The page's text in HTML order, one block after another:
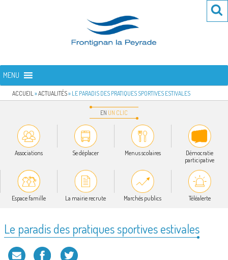
FRONTIGNAN LA PEYRADE
MENU
ACCUEIL »ACTUALITÉS» LE PARADIS DES PRATIQUES SPORTIVES ESTIVALES
EN UN CLIC
Associations Se déplacer Menus scolaires
Démocratie
participative
Espace famille La mairie recrute Marchés publics Téléalerte
Le paradis des pratiques sportives estivales